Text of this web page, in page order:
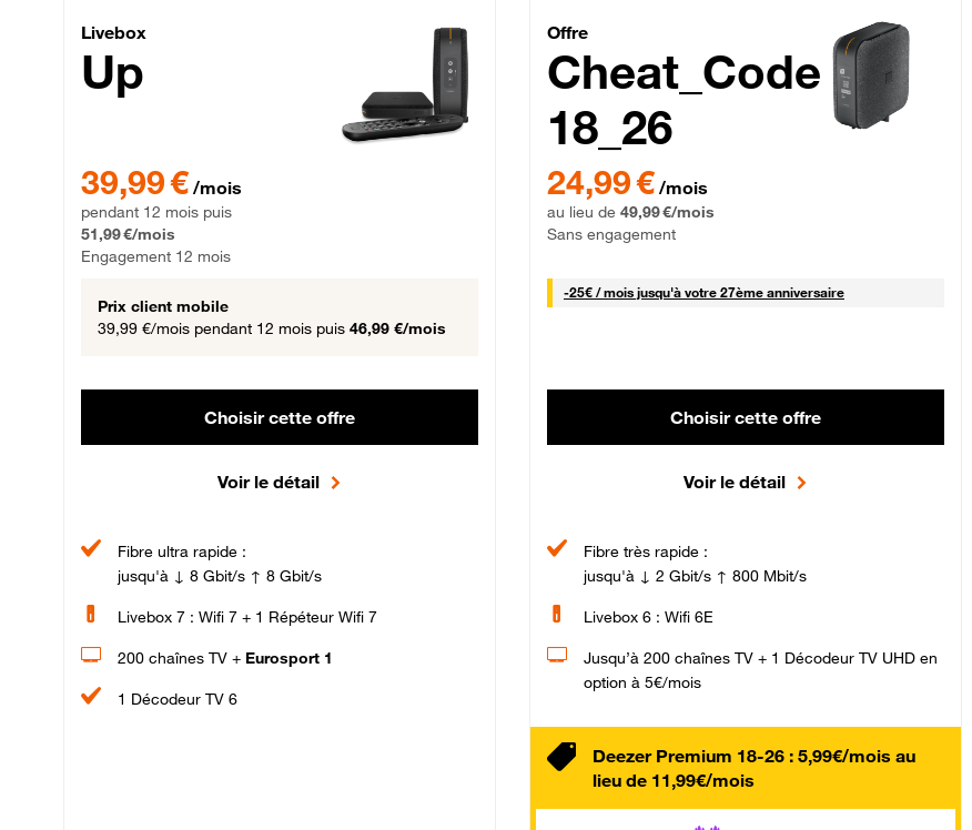
Livebox Up Fibre
Livebox
Up
39,99 € /mois
pendant 12 mois puis
51,99 €/mois
Engagement 12 mois
Prix client mobile
39,99 €/mois pendant 12 mois puis 46,99 €/mois
Choisir cette offre
Voir le détail
Fibre ultra rapide :
jusqu'à ↓ 8 Gbit/s ↑ 8 Gbit/s
Livebox 7 : Wifi 7 + 1 Répéteur Wifi 7
200 chaînes TV + Eurosport 1
1 Décodeur TV 6
Cheat_Code Fibre_18_26
Offre
Cheat_Code
18_26
24,99 € /mois
au lieu de 49,99 €/mois
Sans engagement
-25€ / mois25 € par mois
jusqu'à votre 27ème anniversaire
Choisir cette offre
Voir le détail
Fibre très rapide :
jusqu'à ↓ 2 Gbit/s ↑ 800 Mbit/s
Livebox 6 : Wifi 6E
Jusqu’à 200 chaînes TV + 1 Décodeur TV UHD en
option à 5€/mois
Deezer Premium 18-26 : 5,99€/mois au
lieu de 11,99€/mois